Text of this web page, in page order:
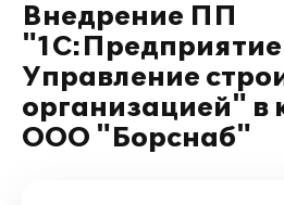
Внедрение ПП
"1С:Предприятие
Управление
организацией" в
ООО "Борснаб"